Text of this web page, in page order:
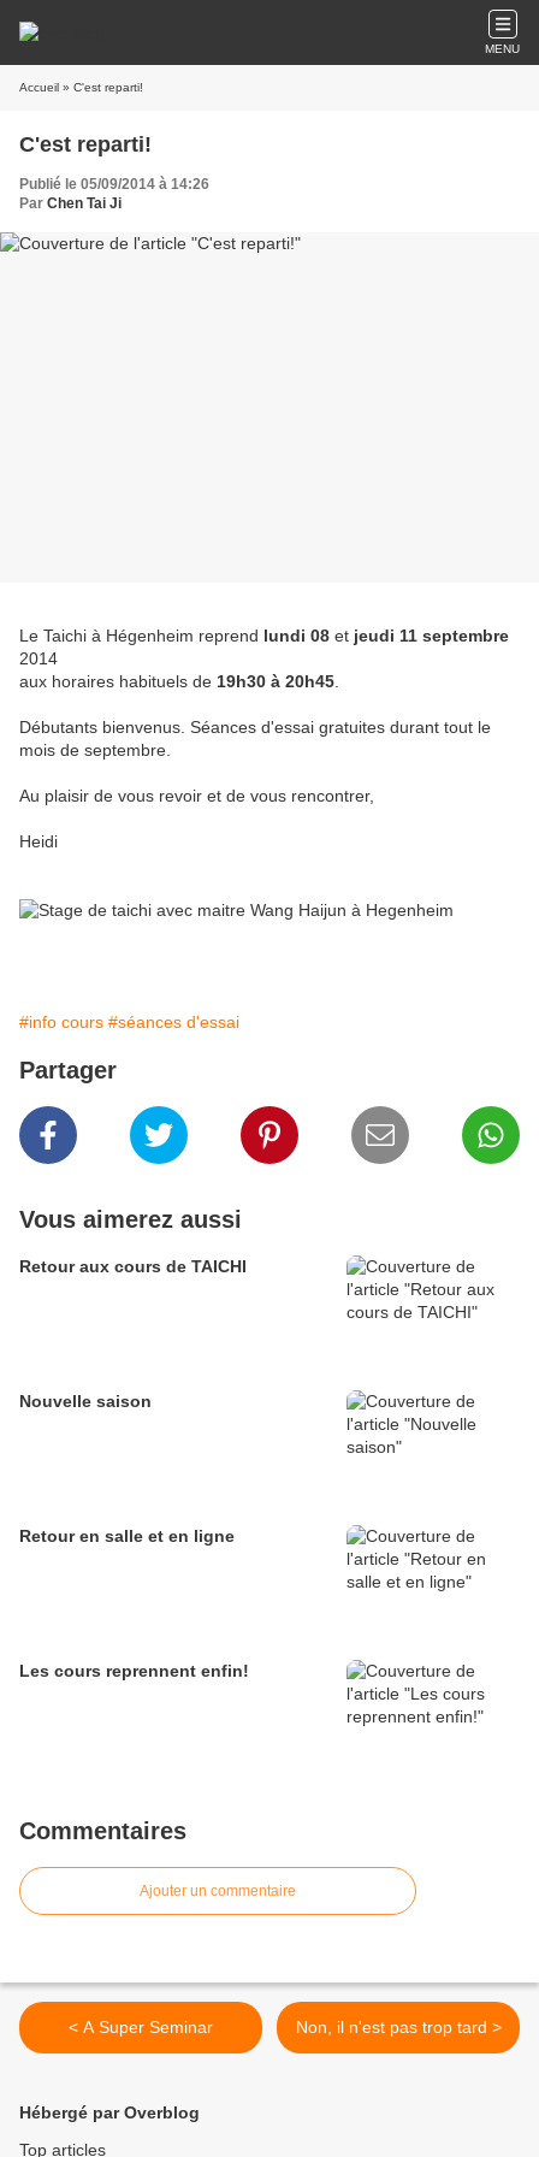
MENU
Accueil » C'est reparti!
C'est reparti!
Publié le 05/09/2014 à 14:26
Par Chen Tai Ji
Le Taichi à Hégenheim reprend lundi 08 et jeudi 11 septembre
2014
aux horaires habituels de 19h30 à 20h45
Débutants bienvenus. Séances d'essai gratuites durant tout le
mois de septembre.
Au plaisir de vous revoir et de vous rencontrer,
Heidi
#info cours #séances d'essai
Partager
Vous aimerez aussi
Retour aux cours de TAICHI
Nouvelle saison
Retour en salle et en ligne
Les cours reprennent enfin!
Commentaires
Ajouter un commentaire
< A Super Seminar Non, il n'est pas trop tard >
Hébergé par Overblog
Top articles